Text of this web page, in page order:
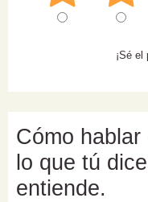
¡Sé el
Cómo
lo que tú
entiende.